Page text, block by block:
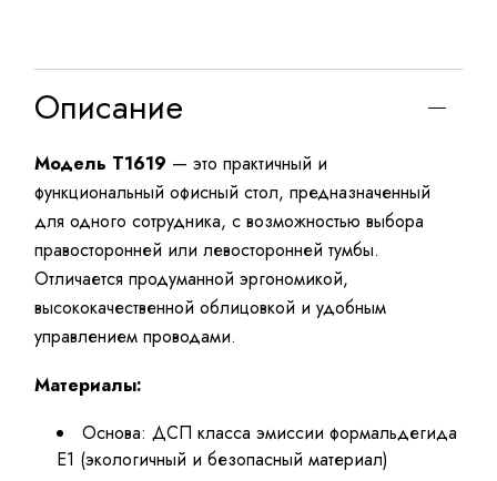
Описание
Модель T1619 — это практичный и
функциональный офисный стол, предназначенный
для одного сотрудника, с возможностью выбора
правосторонней или левосторонней тумбы.
Отличается продуманной эргономикой,
высококачественной облицовкой и удобным
управлением проводами.
Материалы:
Основа: ДСП класса эмиссии формальдегида
E1 (экологичный и безопасный материал)